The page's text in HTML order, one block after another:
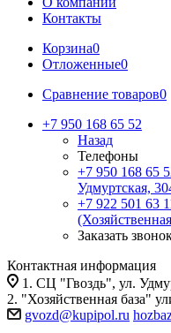
Контакты
Корзина0
Отложенные0
Сравнение товаров0
+7 950 168 65 52
Назад
Телефоны
+7 950 168 65
Удмуртская,
+7 922 501 63
Заказать
Контактная информация
1. СЦ "Гвоздь", ул.
2. "Хозяйственная база"
gvozd@kupipol.ru